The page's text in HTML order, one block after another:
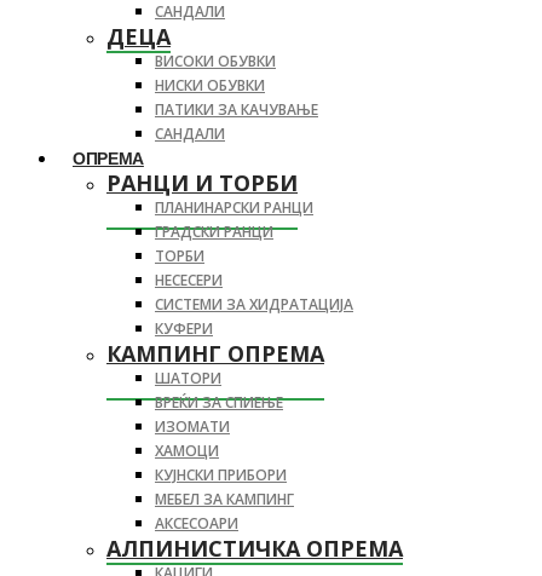
САНДАЛИ
ДЕЦА
ВИСОКИ ОБУВКИ
НИСКИ ОБУВКИ
ПАТИКИ ЗА КАЧУВАЊЕ
САНДАЛИ
ОПРЕМА
РАНЦИ И ТОРБИ
ПЛАНИНАРСКИ РАНЦИ
ГРАДСКИ РАНЦИ
ТОРБИ
НЕСЕСЕРИ
СИСТЕМИ ЗА ХИДРАТАЦИЈА
КУФЕРИ
КАМПИНГ ОПРЕМА
ШАТОРИ
ВРЕЌИ ЗА СПИЕЊЕ
ИЗОМАТИ
ХАМОЦИ
КУЈНСКИ ПРИБОРИ
МЕБЕЛ ЗА КАМПИНГ
АКСЕСОАРИ
АЛПИНИСТИЧКА ОПРЕМА